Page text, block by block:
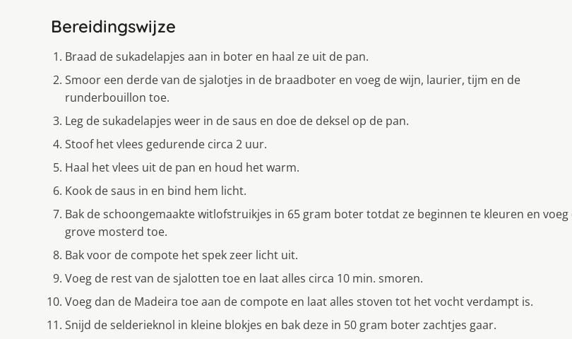
Bereidingswijze
Braad de sukadelapjes aan in boter en haal ze uit de pan.
Smoor een derde van de sjalotjes in de braadboter en voeg de wijn, laurier, tijm en de
runderbouillon toe.
Leg de sukadelapjes weer in de saus en doe de deksel op de pan.
Stoof het vlees gedurende circa 2 uur.
Haal het vlees uit de pan en houd het warm.
Kook de saus in en bind hem licht.
Bak de schoongemaakte witlofstruikjes in 65 gram boter totdat ze beginnen te kleuren en voeg
grove mosterd toe.
Bak voor de compote het spek zeer licht uit.
Voeg de rest van de sjalotten toe en laat alles circa 10 min. smoren.
Voeg dan de Madeira toe aan de compote en laat alles stoven tot het vocht verdampt is.
Snijd de selderieknol in kleine blokjes en bak deze in 50 gram boter zachtjes gaar.